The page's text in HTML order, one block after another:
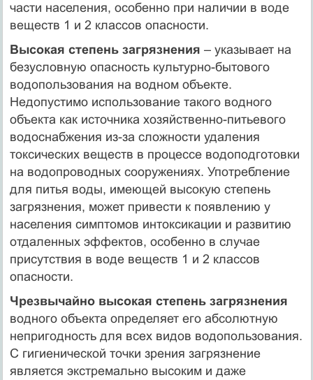
части населения, особенно при наличии в воде
веществ 1 и 2 классов опасности.
Высокая степень загрязнения – указывает на
безусловную опасность культурно-бытового
водопользования на водном объекте.
Недопустимо использование такого водного
объекта как источника хозяйственно-питьевого
водоснабжения из-за сложности удаления
токсических веществ в процессе водоподготовки
на водопроводных сооружениях. Употребление
для питья воды, имеющей высокую степень
загрязнения, может привести к появлению у
населения симптомов интоксикации и развитию
отдаленных эффектов, особенно в случае
присутствия в воде веществ 1 и 2 классов
опасности.
Чрезвычайно высокая степень загрязнения
водного объекта определяет его абсолютную
непригодность для всех видов водопользования.
С гигиенической точки зрения загрязнение
является экстремально высоким и даже